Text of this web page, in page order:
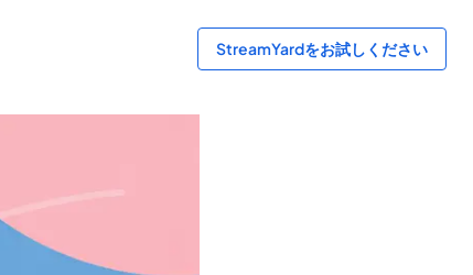
StreamYardをお試しください